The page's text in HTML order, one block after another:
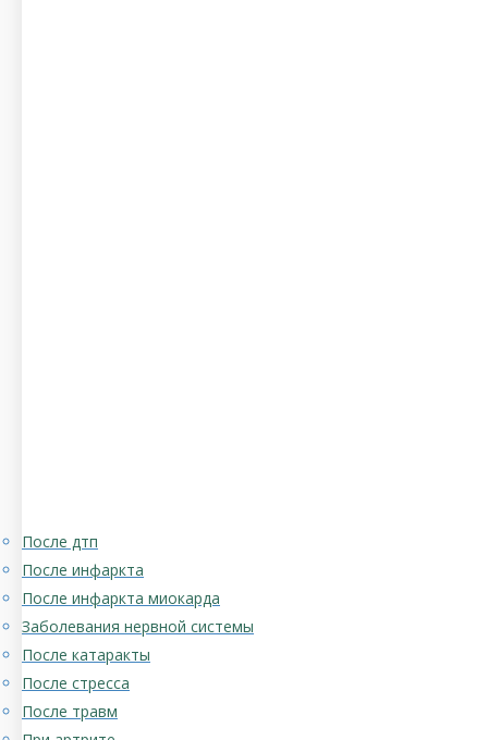
После дтп
После инфаркта
После инфаркта миокарда
Заболевания нервной системы
После катаракты
После стресса
После травм